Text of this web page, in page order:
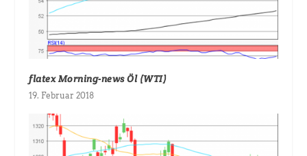
flatex Morning-news Öl (WTI)
19. Februar 2018